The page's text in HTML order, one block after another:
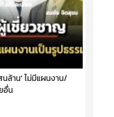
ล้าน' ไม่มีแผนงาน/
อื่น